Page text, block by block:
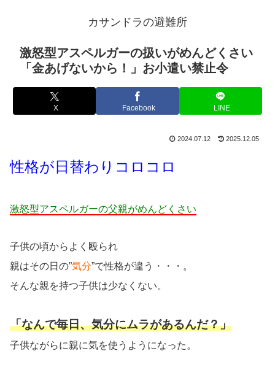
カサンドラの避難所
激怒型アスペルガーの扱いがめんどくさい
「金あげないから！」お小遣い禁止令
X Facebook LINE
2024.07.12 2025.12.05
性格が日替わりコロコロ
激怒型アスペルガーの父親がめんどくさい
子供の頃からよく殴られ
親はその日の”気分”で性格が違う・・・。
そんな親を持つ子供は少なくない。
「なんで毎日、気分にムラがあるんだ？」
子供ながらに親に気を使うようになった。